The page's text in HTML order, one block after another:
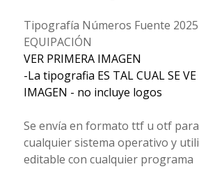
Tipografía Números Fuente 2025
EQUIPACIÓN
VER PRIMERA IMAGEN
-La tipografia ES TAL CUAL SE VE
IMAGEN - no incluye logos
Se envía en formato ttf u otf
cualquier sistema operativo y
editable con cualquier programa